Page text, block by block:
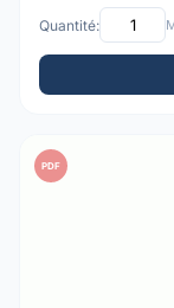
Quantité:
PDF